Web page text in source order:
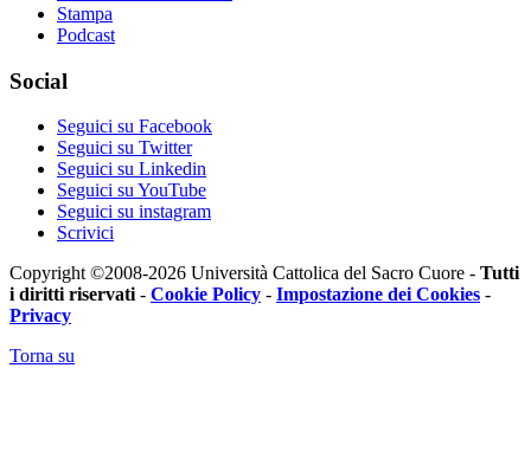
Stampa
Podcast
Social
Seguici su Facebook
Seguici su Twitter
Seguici su Linkedin
Seguici su YouTube
Seguici su instagram
Scrivici
Copyright ©2008-2026 Università Cattolica del Sacro Cuore - Tutti
i diritti riservati - Cookie Policy - Impostazione dei Cookies -
Privacy
Torna su